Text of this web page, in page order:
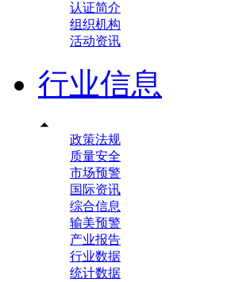
认证简介
组织机构
活动资讯
行业信息

政策法规
质量安全
市场预警
国际资讯
综合信息
输美预警
产业报告
行业数据
统计数据